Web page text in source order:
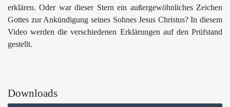
erklären. Oder war dieser Stern ein außergewöhnliches Zeichen
Gottes zur Ankündigung seines Sohnes Jesus Christus? In diesem
Video werden die verschiedenen Erklärungen auf den Prüfstand
gestellt.
Downloads